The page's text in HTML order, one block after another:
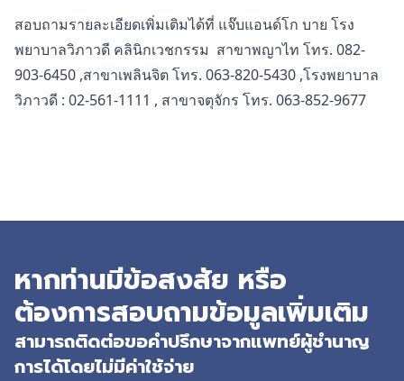
สอบถามรายละเอียดเพิ่มเติมได้ที่ แจ๊บแอนด์โก บาย โรง
พยาบาลวิภาวดี คลินิกเวชกรรม สาขาพญาไท โทร. 082-
903-6450 ,สาขาเพลินจิต โทร. 063-820-5430 ,โรงพยาบาล
วิภาวดี : 02-561-1111 , สาขาจตุจักร โทร. 063-852-9677
หากท่านมีข้อสงสัย หรือ
ต้องการสอบถามข้อมูลเพิ่มเติม
สามารถติดต่อขอคำปรึกษาจากแพทย์ผู้ชำนาญ
การได้โดยไม่มีค่าใช้จ่าย